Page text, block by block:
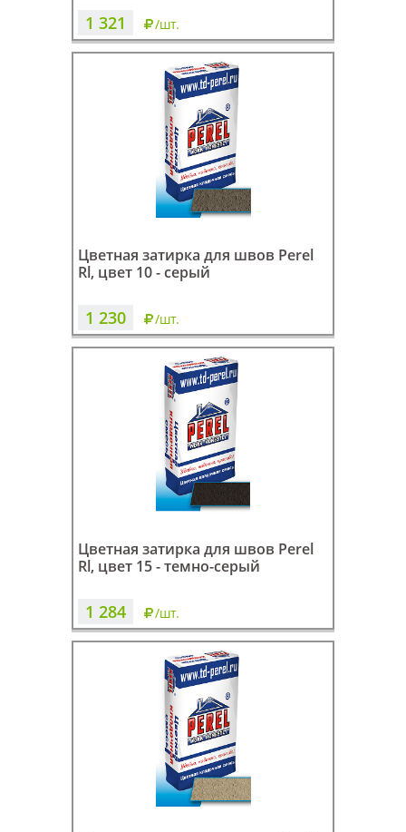
1 321 /шт.
Цветная затирка для швов Perel
Rl, цвет 10 - серый
1 230 /шт.
Цветная затирка для швов Perel
Rl, цвет 15 - темно-серый
1 284 /шт.